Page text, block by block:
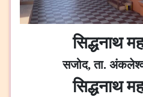
सिद्धनाथ
सजोद, ता.
सिद्धनाथ